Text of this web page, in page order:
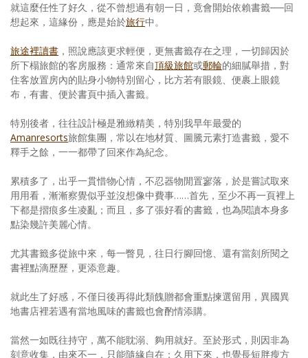
就這麼任性了好久，從不曾想過有朝一日，竟會開始依賴書籤──回
想起來，這緣份，應是始於旅行中。
旅途裡讀書 ，照說應該更求輕便，更無書籤存在之理，一切歸因於
所下榻旅館的客房服務：通常來自頂級旅館或郵輪的細膩舉措，對
住客放置房內的貼身小物特別留心，比方若有眼鏡、便裹上眼鏡
布，有書、便於書頁中插入書籤。
特別後者，往往設計極是雅緻精美，特別我早年最愛的
Amanresorts旅館集團，常以在地材質、圖騰元素打造書籤，愛不
釋手之餘，一一都帶了回來作為紀念。
累積多了，出乎一貫惜物心情，不忍器物閒置寥落，於是嘗試取來
用用看，漸漸察覺似乎並沒想像中費事……首先，至少不再一頁裡上
下都是摺痕多生凌亂；而且，多了張好看的書籤，也為閱讀本身多
點染幾許美麗心情。
尤其書籤多從旅中來，每一瞥見，往日行腳回憶、還有當刻所閱之
書裡點滴歷歷，更添意趣。
就此生了好感，不僅日後再得此類餽贈都會重點揀選留用，異國異
地書店裡若遇有當地風味的書籤也會酌情添購。
當然一如既往持守，萬不能耽溺、夠用就好。至於形式，則因非為
刻意收集，由來不一，只能隨緣自在；久用下來，也覺長短胖瘦方